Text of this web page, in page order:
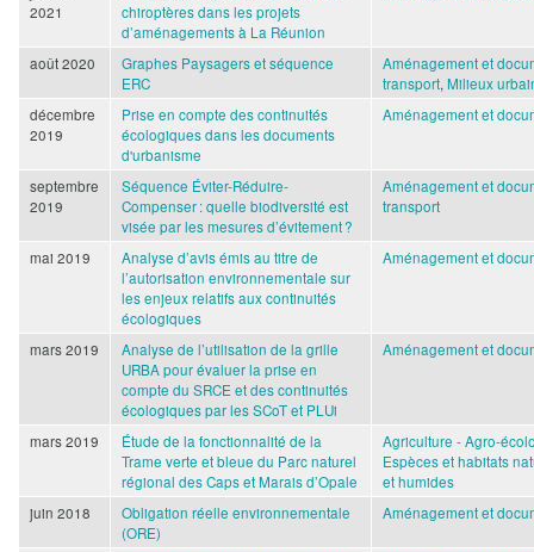
2021
chiroptères dans les projets
d’aménagements à La Réunion
août 2020
Graphes Paysagers et séquence
ERC
Aménagement et
transport,Milieux
décembre
2019
Prise en compte des continuités
écologiques dans les documents
d'urbanisme
Aménagement et
septembre
2019
Séquence Éviter-Réduire-
Compenser : quelle biodiversité est
visée par les mesures d’évitement ?
Aménagement et
transport
mai 2019
Analyse d’avis émis au titre de
l’autorisation environnementale sur
les enjeux relatifs aux continuités
écologiques
Aménagement et
mars 2019
Analyse de l’utilisation de la grille
URBA pour évaluer la prise en
compte du SRCE et des continuités
écologiques par les SCoT et PLUi
Aménagement et
mars 2019
Étude de la fonctionnalité de la
Trame verte et bleue du Parc naturel
régional des Caps et Marais d’Opale
Agriculture - Agro-
Espèces et habitats
et humides
juin 2018
Obligation réelle environnementale
(ORE)
Aménagement et